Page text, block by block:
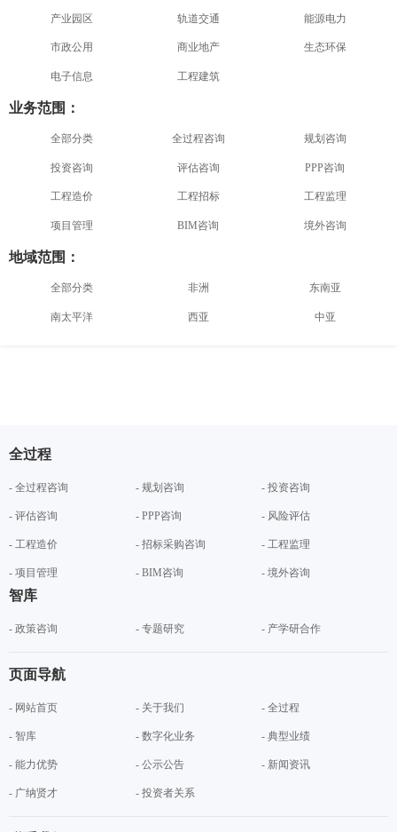
产业园区 轨道交通 能源电力
市政公用 商业地产 生态环保
电子信息 工程建筑
业务范围：
全部分类 全过程咨询 规划咨询
投资咨询 评估咨询 PPP咨询
工程造价 工程招标 工程监理
项目管理 BIM咨询 境外咨询
地域范围：
全部分类 非洲 东南亚
南太平洋 西亚 中亚
全过程
- 全过程咨询 - 规划咨询 - 投资咨询
- 评估咨询 - PPP咨询 - 风险评估
- 工程造价 - 招标采购咨询 - 工程监理
- 项目管理 - BIM咨询 - 境外咨询
智库
- 政策咨询 - 专题研究 - 产学研合作
页面导航
- 网站首页 - 关于我们 - 全过程
- 智库 - 数字化业务 - 典型业绩
- 能力优势 - 公示公告 - 新闻资讯
- 广纳贤才 - 投资者关系